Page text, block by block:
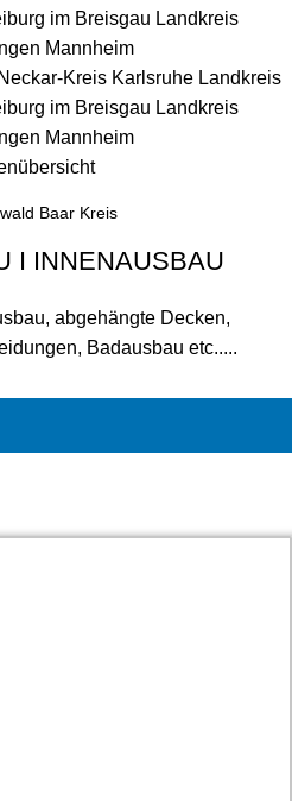
im Breisgau Landkreis
Mannheim
Kreis Karlsruhe Landkreis
im Breisgau Landkreis
Mannheim
Baar Kreis
I INNENAUSBAU
abgehängte Decken,
Badausbau etc.....